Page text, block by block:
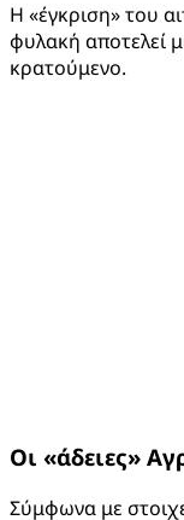
Η «έγκριση» του
φυλακή αποτελεί
κρατούμενο.
Οι «άδειες»
Σύμφωνα με